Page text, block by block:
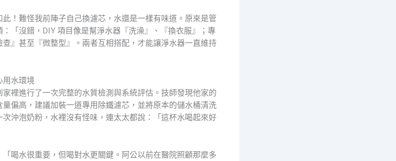
此！難怪我前陣子自己換濾芯，水還是一樣有味道。原來是管
「沒錯，DIY 項目像是幫淨水器『洗澡』、『換衣服』；專
』甚至『微整型』。兩者互相搭配，才能讓淨水器一直維持
用水環境
裡進行了一次完整的水質檢測與系統評估。技師發現他家的
偏高，建議加裝一道專用除鐵濾芯，並將原本的儲水桶清洗
沖泡奶粉，水裡沒有怪味，連太太都說：「這杯水喝起來好
喝水很重要，但喝對水更關鍵。阿公以前在醫院照顧那麼多